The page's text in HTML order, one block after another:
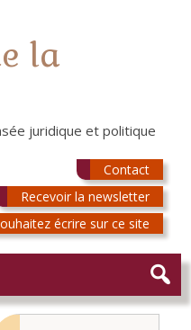
la
juridique et politique
Contact
Recevoir la newsletter
écrire sur ce site